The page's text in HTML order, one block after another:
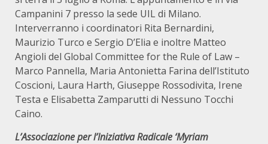
Campanini 7 presso la sede UIL di Milano.
Interverranno i coordinatori Rita Bernardini,
Maurizio Turco e Sergio D’Elia e inoltre Matteo
Angioli del Global Committee for the Rule of Law –
Marco Pannella, Maria Antonietta Farina dell’Istituto
Coscioni, Laura Harth, Giuseppe Rossodivita, Irene
Testa e Elisabetta Zamparutti di Nessuno Tocchi
Caino.
L’Associazione per l’Iniziativa Radicale ‘Myriam